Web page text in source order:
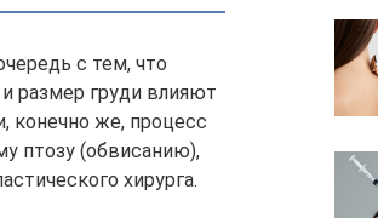
с тем, что
размер груди влияют
конечно же, процесс
птозу (обвисанию),
хирурга.